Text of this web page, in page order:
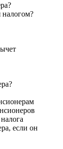
налогом?
если он